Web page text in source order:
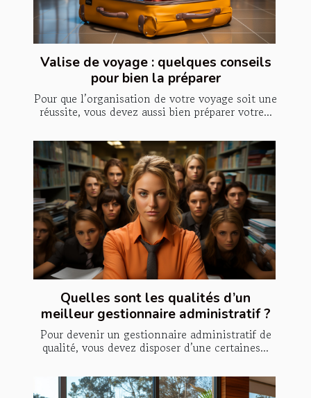
Valise de voyage : quelques conseils
pour bien la préparer
Pour que l’organisation de votre voyage soit une
réussite, vous devez aussi bien préparer votre...
Quelles sont les qualités d’un
meilleur gestionnaire administratif ?
Pour devenir un gestionnaire administratif de
qualité, vous devez disposer d’une certaines...